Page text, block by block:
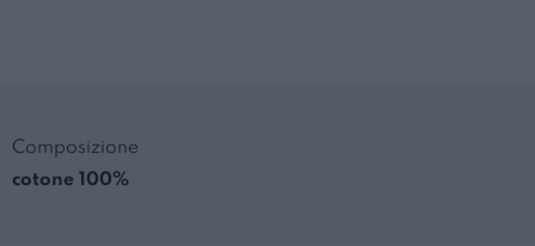
Composizione
cotone 100%